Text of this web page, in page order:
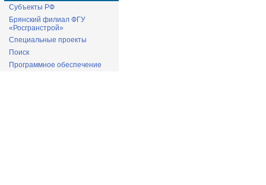
Субъекты РФ
Брянский филиал ФГУ
«Росгранстрой»
Специальные проекты
Поиск
Программное обеспечение